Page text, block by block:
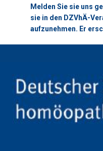
Melden Sie sie uns
sie in den DZVhÄ-
aufzunehmen. Er